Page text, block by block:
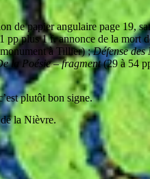
de papier angulaire page 19,
pp plus 1 f. annonce de la mort
monument à Tillier) ;Défense
la Poésie – fragment(29 à 54
plutôt bon signe.
la Nièvre.